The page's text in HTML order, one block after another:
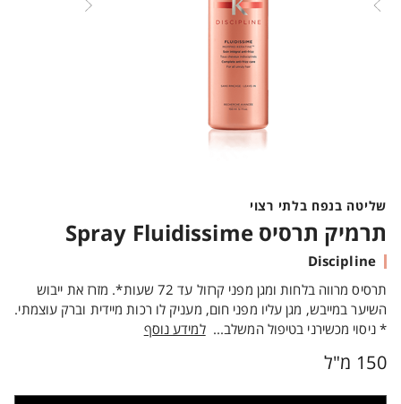
שליטה בנפח בלתי רצוי
תרמיק תרסיס Spray Fluidissime
Discipline
תרסיס מרווה בלחות ומגן מפני קרזול עד 72 שעות*. מזרז את ייבוש
השיער במייבש, מגן עליו מפני חום, מעניק לו רכות מיידית וברק עוצמתי.
* ניסוי מכשירני בטיפול המשלב...למידע נוסף
150 מ"ל